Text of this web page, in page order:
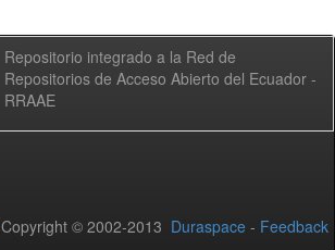
Repositorio integrado a la Red de
Repositorios de Acceso Abierto del Ecuador -
RRAAE
Copyright © 2002-2013 Duraspace - Feedback